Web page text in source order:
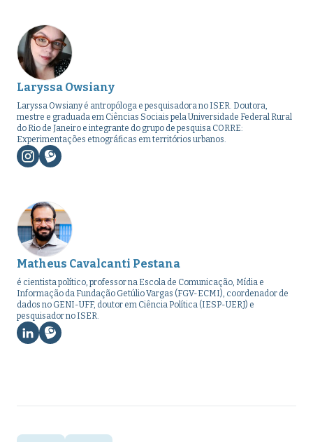
Laryssa Owsiany
Laryssa Owsiany é antropóloga e pesquisadora no ISER. Doutora,
mestre e graduada em Ciências Sociais pela Universidade Federal Rural
do Rio de Janeiro e integrante do grupo de pesquisa CORRE:
Experimentações etnográficas em territórios urbanos.
Matheus Cavalcanti Pestana
é cientista político, professor na Escola de Comunicação, Mídia e
Informação da Fundação Getúlio Vargas (FGV-ECMI), coordenador de
dados no GENI-UFF, doutor em Ciência Política (IESP-UERJ) e
pesquisador no ISER.